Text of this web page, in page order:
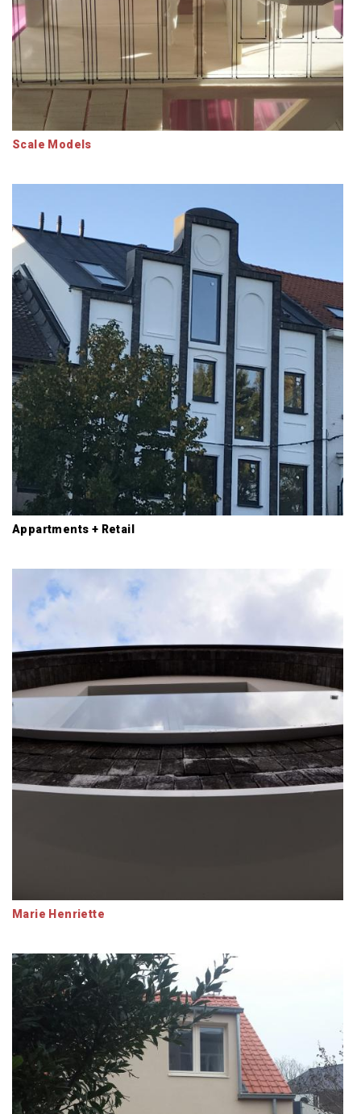
Scale Models
Appartments + Retail
Marie Henriette